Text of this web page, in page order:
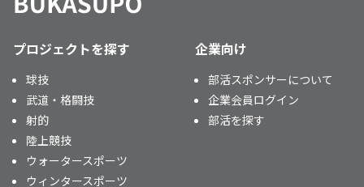
プロジェクトを探す
球技
武道・格闘技
射的
陸上競技
ウォータースポーツ
ウィンタースポーツ
企業向け
部活スポンサーについて
企業会員ログイン
部活を探す